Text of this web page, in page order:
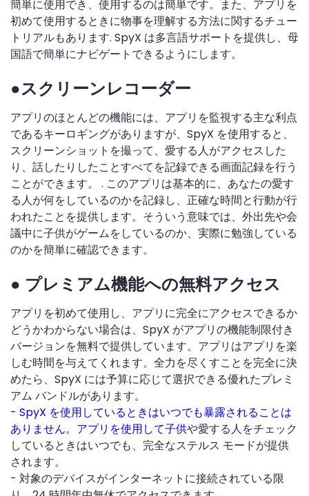
簡単に使用でき、使用するのは簡単です。また、アプリを
初めて使用するときに物事を理解する方法に関するチュー
トリアルもあります. SpyX は多言語サポートを提供し、母
国語で簡単にナビゲートできるようにします。
●スクリーンレコーダー
アプリのほとんどの機能には、アプリを監視する主な利点
であるキーロギングがありますが、SpyX を使用すると、
スクリーンショットを撮って、愛する人がアクセスした
り、話したりしたことすべてを記録できる画面記録を行う
ことができます。 . このアプリは基本的に、あなたの愛す
る人が何をしているのかを記録し、正確な時間と行動が行
われたことを提供します。そういう意味では、外出先や会
議中に子供がゲームをしているのか、実際に勉強している
のかを簡単に確認できます。
● プレミアム機能への無料アクセス
アプリを初めて使用し、アプリに完全にアクセスできるか
どうかわからない場合は、SpyX がアプリの機能制限付き
バージョンを無料で提供しています。アプリはアプリを楽
しむ時間を与えてくれます。全力を尽くすことを完全に決
めたら、SpyX には予算に応じて選択できる優れたプレミ
アム バンドルがあります。
- SpyX を使用しているときはいつでも暴露されることは
ありません。アプリを使用して子供や愛する人をチェック
しているときはいつでも、完全なステルス モードが提供
されます。
- 対象のデバイスがインターネットに接続されている限